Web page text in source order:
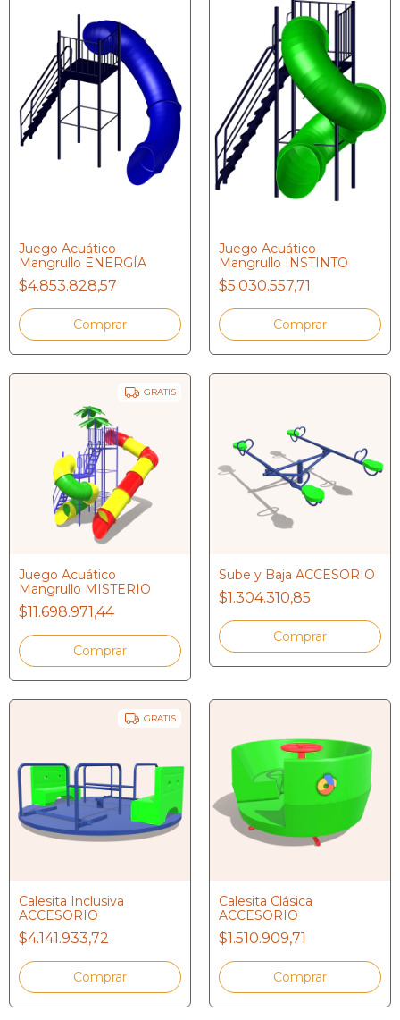
Juego Acuático
Mangrullo ENERGÍA
$4.853.828,57
Juego Acuático
Mangrullo INSTINTO
$5.030.557,71
GRATIS
Juego Acuático
Mangrullo MISTERIO
$11.698.971,44
Sube y Baja ACCESORIO
$1.304.310,85
GRATIS
Calesita Inclusiva
ACCESORIO
$4.141.933,72
Calesita Clásica
ACCESORIO
$1.510.909,71